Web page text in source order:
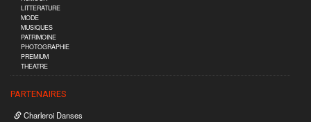
LITTERATURE
MODE
MUSIQUES
PATRIMOINE
PHOTOGRAPHIE
PREMIUM
THEATRE
PARTENAIRES
Charleroi Danses